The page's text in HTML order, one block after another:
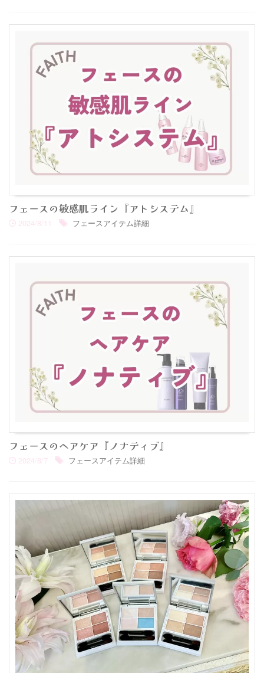
フェースの敏感肌ライン『アトシステム』
2024/8/11 フェースアイテム詳細
フェースのヘアケア『ノナティブ』
2024/8/7 フェースアイテム詳細